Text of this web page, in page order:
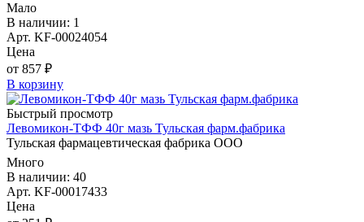
Мало
В наличии: 1
Арт. KF-00024054
Цена
от 857 ₽
В корзину
Быстрый просмотр
Левомикон-ТФФ 40г мазь Тульская фарм.фабрика
Тульская фармацевтическая фабрика ООО
Много
В наличии: 40
Арт. KF-00017433
Цена